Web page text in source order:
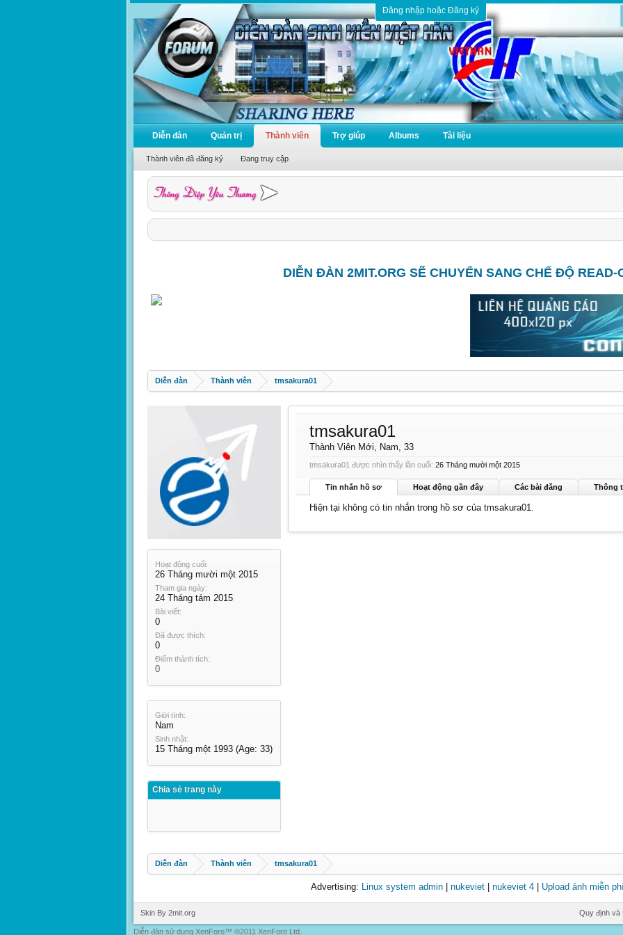
Đăng nhập hoặc Đăng ký
Diễn đàn Quản trị Thành viên
Thành viên đã đăng ký Đang truy cập
Trợ giúp Albums Tài liệu
DIỄN ĐÀN 2MIT.ORG SẼ CHUYỂN SANG CHẾ ĐỘ READ-
Diễn đàn Thành viên tmsakura01
Hoạt động cuối:
26 Tháng mười một 2015
Tham gia ngày:
24 Tháng tám 2015
Bài viết:
0
Đã được thích:
0
Điểm thành tích:
0
Giới tính:
Nam
Sinh nhật:
15 Tháng một 1993 (Age: 33)
Chia sẻ trang này
tmsakura01
Thành Viên Mới, Nam, 33
tmsakura01 được nhìn thấy lần cuối: 26 Tháng mười một 2015
Tin nhắn hồ sơ Hoạt động gần đây Các bài đăng Thông
Hiện tại không có tin nhắn trong hồ sơ của tmsakura01.
Diễn đàn Thành viên tmsakura01
Advertising: Linux system admin| nukeviet| nukeviet 4| Upload ảnh miễn
Skin By 2mit.org Quy định và
Diễn đàn sử dụng XenForo™ ©2011 XenForo Ltd.